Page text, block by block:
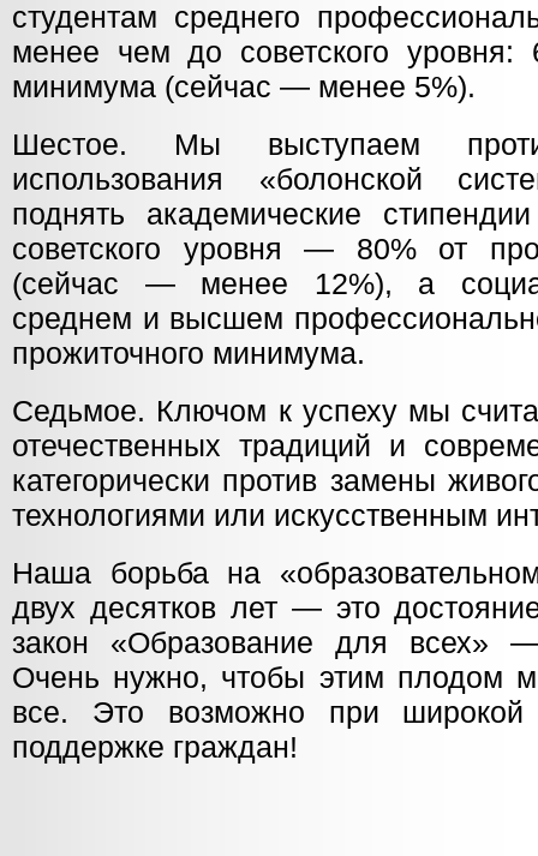
студентам среднего
менее чем до советского уровня:
минимума (сейчас — менее 5%).
Шестое. Мы выступаем
использования «болонской
поднять академические
советского уровня — 80% от
(сейчас — менее 12%), а
среднем и высшем
прожиточного минимума.
Седьмое. Ключом к успеху мы
отечественных традиций и
категорически против замены
технологиями или искусственным
Наша борьба на
двух десятков лет — это
закон «Образование для всех»
Очень нужно, чтобы этим плодом
все. Это возможно при широкой
поддержке граждан!